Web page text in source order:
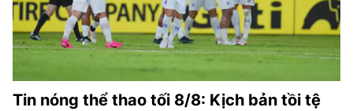
Tin nóng thể thao tối 8/8: Kịch bản tồi tệ